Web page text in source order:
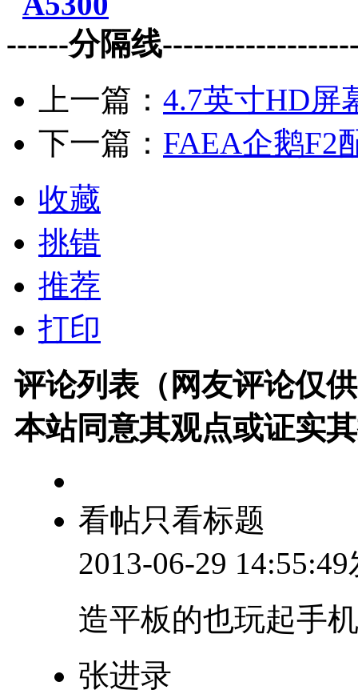
------分隔线
上一篇： 4.7英寸HD屏
下一篇： FAEA企鹅F2
收藏
挑错
推荐
打印
评论列表（网友评论仅
本站同意其观点或证实
看帖只看标题
2013-06-29
造平板的也玩起手
张进录